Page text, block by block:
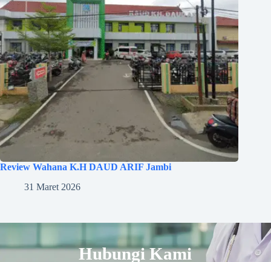
Review Wahana K.H DAUD ARIF Jambi
31 Maret 2026
Hubungi Kami